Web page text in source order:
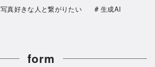
写真好きな人と繋がりたい 生成AI
form